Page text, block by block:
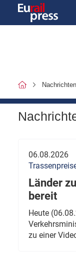
Nachrichten
06.08.2026
Länder
bereit
Heute
zu einer